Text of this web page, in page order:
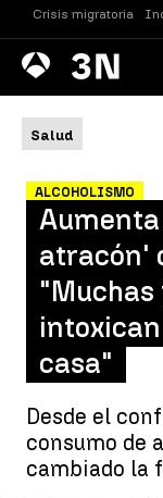
Crisis migratoria
Antena
3 Noticias
Salud
ALCOHOLISMO
atracón'
"Muchas
casa"
Desde el
consumo de
cambiado la